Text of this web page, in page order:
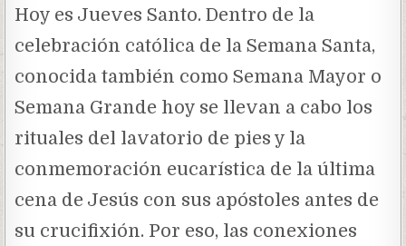
Hoy es Jueves Santo. Dentro de la
celebración católica de la Semana Santa,
conocida también como Semana Mayor o
Semana Grande hoy se llevan a cabo los
rituales del lavatorio de pies y la
conmemoración eucarística de la última
cena de Jesús con sus apóstoles antes de
su crucifixión. Por eso, las conexiones